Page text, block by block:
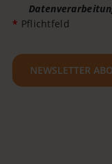
* Pflichtfeld
NEWSLETTER